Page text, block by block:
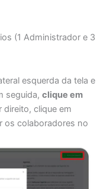
(1 Administrador e 3
esquerda da tela e
seguida, clique em
clique em
os colaboradores no